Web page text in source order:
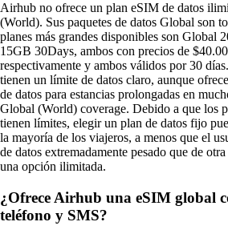
Airhub no ofrece un plan eSIM de datos
(World). Sus paquetes de datos Global son
planes más grandes disponibles son Global
15GB 30Days, ambos con precios de
respectivamente y ambos válidos por 30
tienen un límite de datos claro, aunque
de datos para estancias prolongadas en
Global (World) coverage. Debido a que los
tienen límites, elegir un plan de datos fijo
la mayoría de los viajeros, a menos que el
de datos extremadamente pesado que de
una opción ilimitada.
¿Ofrece Airhub una eSIM global
teléfono y SMS?